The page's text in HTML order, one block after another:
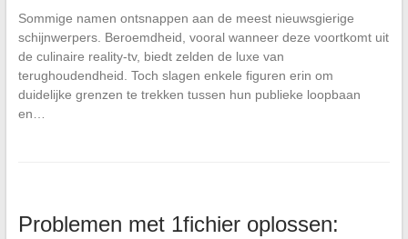
Sommige namen ontsnappen aan de meest nieuwsgierige
schijnwerpers. Beroemdheid, vooral wanneer deze voortkomt uit
de culinaire reality-tv, biedt zelden de luxe van
terughoudendheid. Toch slagen enkele figuren erin om
duidelijke grenzen te trekken tussen hun publieke loopbaan
en…
Problemen met 1fichier oplossen: